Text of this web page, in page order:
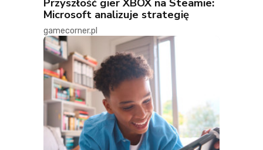
Microsoft analizuje strategię
gamecorner.pl